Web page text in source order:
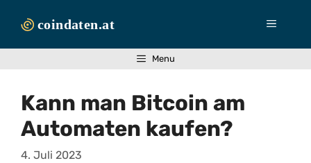
Inhalt
Menü
Menu
Kann man Bitcoin am
Automaten kaufen?
4. Juli 2023